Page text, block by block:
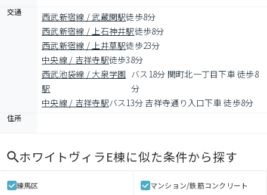
交通 西武新宿線 / 武蔵関駅徒歩8分
西武新宿線 / 上石神井駅徒歩8分
西武新宿線 / 上井草駅徒歩23分
中央線 / 吉祥寺駅徒歩38分
西武池袋線 / 大泉学園
駅
バス18分 関町北一丁目下車 徒歩8
分
中央線 / 吉祥寺駅バス13分 吉祥寺通り入口下車 徒歩8分
住所
ホワイトヴィラE棟に似た条件から探す
練馬区 マンション/鉄筋コンクリート